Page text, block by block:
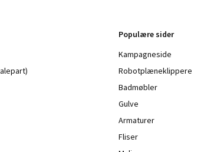
Populære sider
Kampagneside
Robotplæneklippere
Badmøbler
Gulve
Armaturer
Fliser